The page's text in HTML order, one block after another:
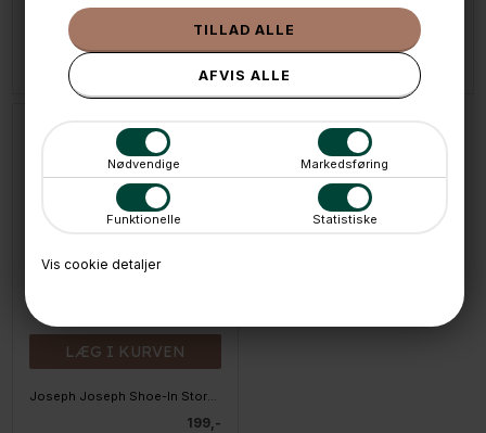
Nødvendige Markedsføring
Funktionelle Statistiske
Vis cookie detaljer
Joseph Joseph Shoe-in Single Skoholder, Pakke med 2 stk
109,-
På lager
LÆG I KURVEN
199,-